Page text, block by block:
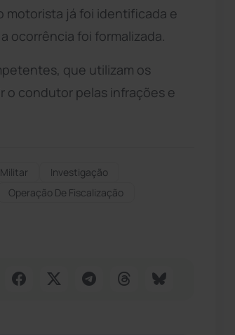
motorista já foi identificada e
ocorrência foi formalizada.
que utilizam os
o condutor pelas infrações e
Investigação
Operação De Fiscalização